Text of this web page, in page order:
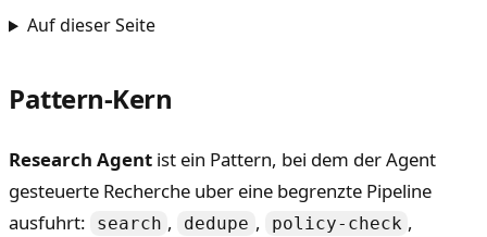
Auf dieser Seite
Pattern-Kern
Research Agent ist ein Pattern, bei dem der Agent
gesteuerte Recherche uber eine begrenzte Pipeline
ausfuhrt:
search , dedupe , policy-check ,